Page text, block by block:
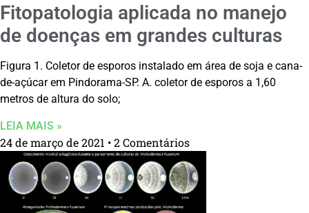
Fitopatologia aplicada no manejo
de doenças em grandes culturas
Figura 1. Coletor de esporos instalado em área de soja e cana-
de-açúcar em Pindorama-SP. A. coletor de esporos a 1,60
metros de altura do solo;
LEIA MAIS »
24 de março de 2021 2 Comentários